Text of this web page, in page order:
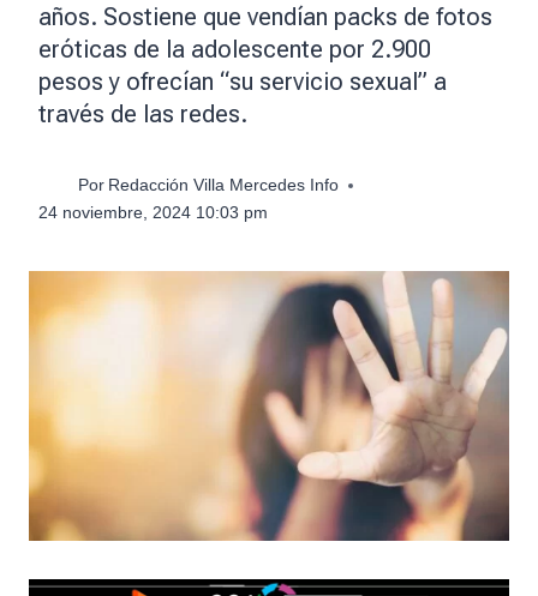
años. Sostiene que vendían packs de fotos
eróticas de la adolescente por 2.900
pesos y ofrecían “su servicio sexual” a
través de las redes.
Por Redacción Villa Mercedes Info
24 noviembre, 2024 10:03 pm